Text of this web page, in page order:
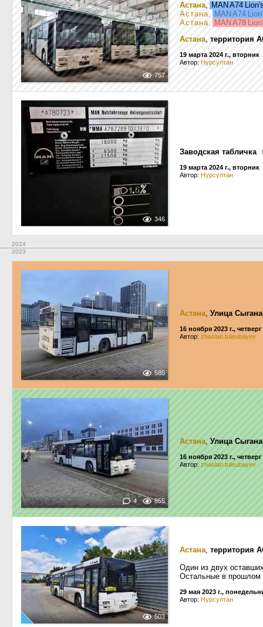
757
Астана, MAN A74
Астана, MAN A74
Астана, MAN A78
Астана, территория
19 марта 2024 г., вторник
Автор: Нурсултан
346
Заводская табличка
19 марта 2024 г., вторник
Автор: Нурсултан
2024
2023
585
Астана, Улица
16 ноября 2023 г., четверг
Автор: zhaslan.tuleubayev
4 855
Астана, Улица
16 ноября 2023 г., четверг
Автор: zhaslan.tuleubayev
503
Астана, территория
Один из двух
Остальные в прошлом
29 мая 2023 г.,
Автор: Нурсултан